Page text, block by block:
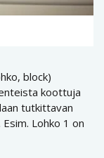
block)
koottuja
tutkittavan
Lohko 1 on